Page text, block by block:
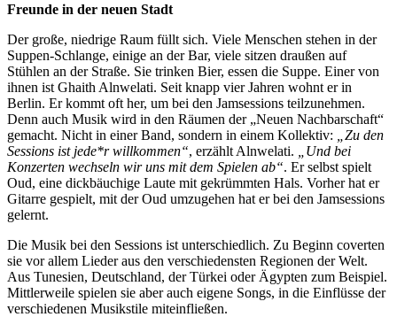
Freunde in der neuen Stadt
Der große, niedrige Raum füllt sich. Viele Menschen stehen in der
Suppen-Schlange, einige an der Bar, viele sitzen draußen auf
Stühlen an der Straße. Sie trinken Bier, essen die Suppe. Einer von
ihnen ist Ghaith Alnwelati. Seit knapp vier Jahren wohnt er in
Berlin. Er kommt oft her, um bei den Jamsessions teilzunehmen.
Denn auch Musik wird in den Räumen der „Neuen Nachbarschaft“
gemacht. Nicht in einer Band, sondern in einem Kollektiv:
„Zu den
Sessions ist jede*r willkommen“, erzählt Alnwelati.
„Und bei
Konzerten wechseln wir uns mit dem Spielen ab“. Er selbst spielt
Oud, eine dickbäuchige Laute mit gekrümmten Hals. Vorher hat er
Gitarre gespielt, mit der Oud umzugehen hat er bei den Jamsessions
gelernt.
Die Musik bei den Sessions ist unterschiedlich. Zu Beginn coverten
sie vor allem Lieder aus den verschiedensten Regionen der Welt.
Aus Tunesien, Deutschland, der Türkei oder Ägypten zum Beispiel.
Mittlerweile spielen sie aber auch eigene Songs, in die Einflüsse der
verschiedenen Musikstile miteinfließen.